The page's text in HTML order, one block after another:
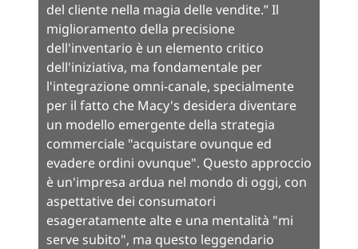
del cliente nella magia delle vendite.” Il
miglioramento della precisione
dell'inventario è un elemento critico
dell'iniziativa, ma fondamentale per
l'integrazione omni-canale, specialmente
per il fatto che Macy's desidera diventare
un modello emergente della strategia
commerciale "acquistare ovunque ed
evadere ordini ovunque". Questo approccio
è un'impresa ardua nel mondo di oggi, con
aspettative dei consumatori
esageratamente alte e una mentalità "mi
serve subito", ma questo leggendario